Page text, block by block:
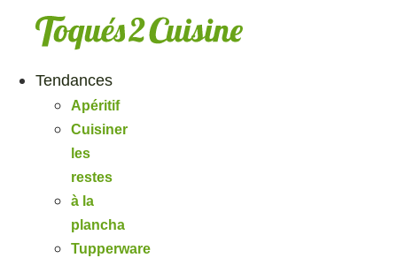
Tendances
Apéritif
Cuisiner
les
restes
à la
plancha
Tupperware